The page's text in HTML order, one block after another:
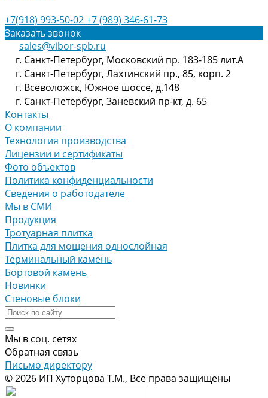
+7(918) 993-50-02+7 (989) 346-61-73
Заказать звонок
sales@vibor-spb.ru
г. Санкт-Петербург, Московский пр. 183-185 лит.А
г. Санкт-Петербург, Лахтинский пр., 85, корп. 2
г. Всеволожск, Южное шоссе, д.148
г. Санкт-Петербург, Заневский пр-кт, д. 65
Контакты
О компании
Технология производства
Лицензии и сертификаты
Фото объектов
Политика конфиденциальности
Сведения о работодателе
Мы в СМИ
Продукция
Тротуарная плитка
Плитка для мощения однослойная
Терминальный камень
Бортовой камень
Новинки
Стеновые блоки
Мы в соц. сетях
Обратная связь
Письмо директору
© 2026 ИП Хуторцова Т.М., Все права защищены